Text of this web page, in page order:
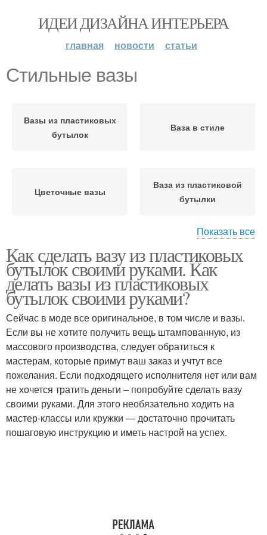
ИДЕИ ДИЗАЙНА ИНТЕРЬЕРА
главная новости статьи
Стильные вазы
Вазы из пластиковых
бутылок
Ваза в стиле
Цветочные вазы
Ваза из пластиковой
бутылки
Подвесная ваза Ваза в технике
Напольная ваза
Показать все
Как сделать вазу из пластиковых
бутылок своими руками. Как
делать вазы из пластиковых
бутылок своими руками?
Сейчас в моде все оригинальное, в том числе и вазы.
Если вы не хотите получить вещь штампованную, из
массового производства, следует обратиться к
мастерам, которые примут ваш заказ и учтут все
пожелания. Если подходящего исполнителя нет или вам
не хочется тратить деньги – попробуйте сделать вазу
своими руками. Для этого необязательно ходить на
мастер-классы или кружки — достаточно прочитать
пошаговую инструкцию и иметь настрой на успех.